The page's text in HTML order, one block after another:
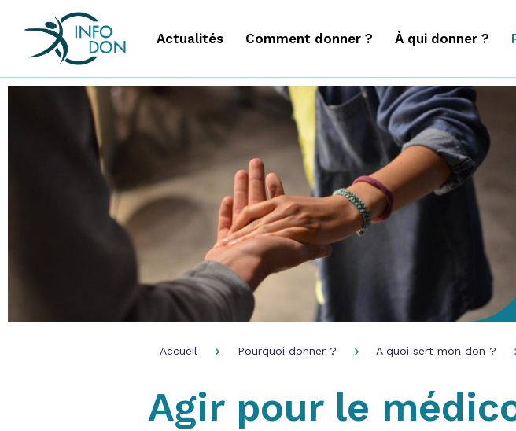
Actualités Comment donner ? À qui donner ?
Accueil Pourquoi donner ? A quoi sert mon don ?
Agir pour le